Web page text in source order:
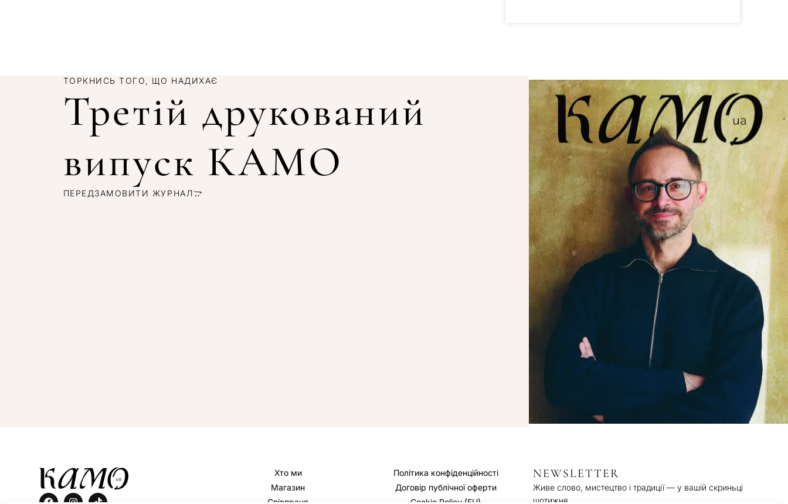
ТОРКНИСЬ ТОГО, ЩО НАДИХАЄ
Третій друкований
випуск КАМО
ПЕРЕДЗАМОВИТИ ЖУРНАЛ
Хто ми
Магазин
Співпраця
Політика конфіденційності
Договір публічної оферти
Cookie Policy (EU)
NEWSLETTER
Живе слово, мистецтво і традиції — у вашій скриньці
щотижня.